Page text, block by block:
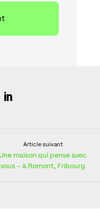
Article suivant
Une maison qui pense avec
vous – à Romont, Fribourg